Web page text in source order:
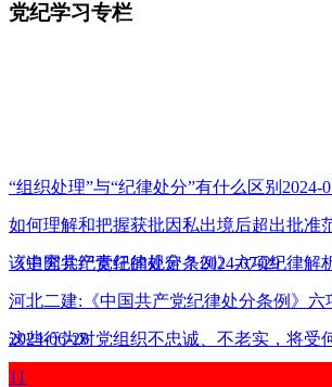
党纪学习专栏
“组织处理”与“纪律处分”有什么区别2024-
如何理解和把握获批因私出境后超出批准
该追究党纪责任的规定？2024-07-29
《中国共产党纪律处分条例》六项纪律解
河北二建:《中国共产党纪律处分条例》六
2024-06-28
这些行为对党组织不忠诚、不老实，将受
11